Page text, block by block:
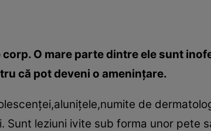
O mare parte dintre ele sunt
că pot deveni o ameninţare.
de
leziuni ivite sub forma unor pete